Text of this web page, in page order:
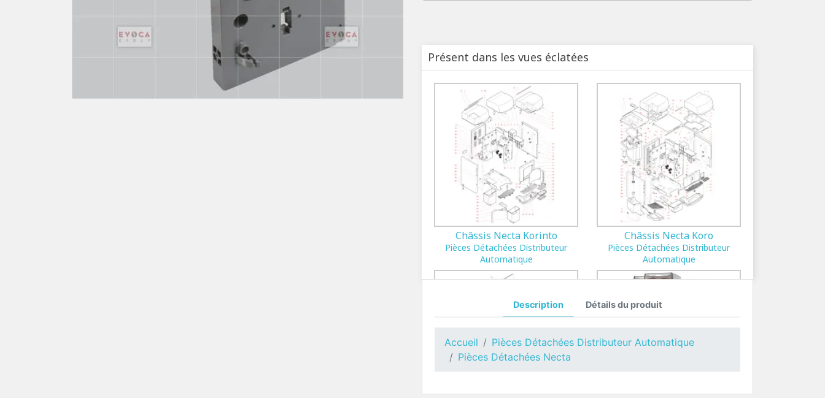
Présent dans les vues éclatées
Châssis Necta Korinto
Pièces Détachées Distributeur
Automatique
Châssis Necta Koro
Pièces Détachées Distributeur
Automatique
Description Détails du produit
Accueil
Pièces Détachées Distributeur Automatique
Pièces Détachées Necta